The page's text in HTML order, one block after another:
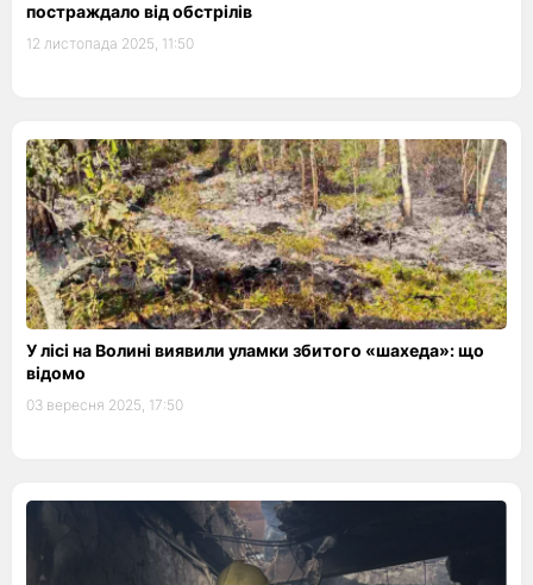
постраждало від обстрілів
12 листопада 2025, 11:50
У лісі на Волині виявили уламки збитого «шахеда»: що
відомо
03 вересня 2025, 17:50